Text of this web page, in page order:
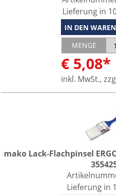
Lieferung in
IN DEN
MENGE
€ 5,08*
inkl. MwSt.,
mako Lack-Flachpinsel
Lieferung in